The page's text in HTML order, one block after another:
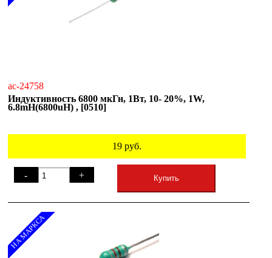
ac-24758
Индуктивность 6800 мкГн, 1Вт, 10- 20%, 1W,
6.8mH(6800uH) , [0510]
19 руб.
- + Купить
НА МАРКСА